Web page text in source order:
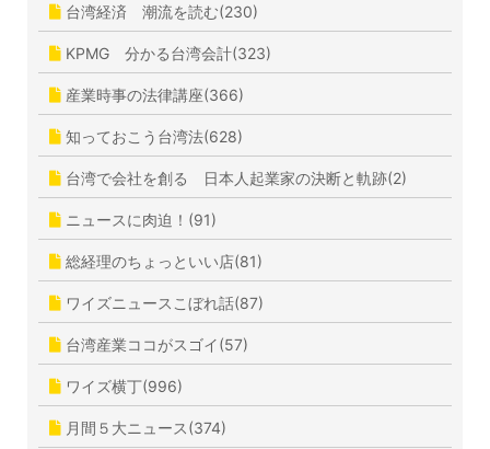
台湾経済 潮流を読む(230)
KPMG 分かる台湾会計(323)
産業時事の法律講座(366)
知っておこう台湾法(628)
台湾で会社を創る 日本人起業家の決断と軌跡(2)
ニュースに肉迫！(91)
総経理のちょっといい店(81)
ワイズニュースこぼれ話(87)
台湾産業ココがスゴイ(57)
ワイズ横丁(996)
月間５大ニュース(374)